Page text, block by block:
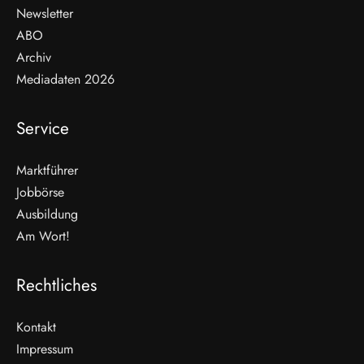
Newsletter
ABO
Archiv
Mediadaten 2026
Service
Marktführer
Jobbörse
Ausbildung
Am Wort!
Rechtliches
Kontakt
Impressum